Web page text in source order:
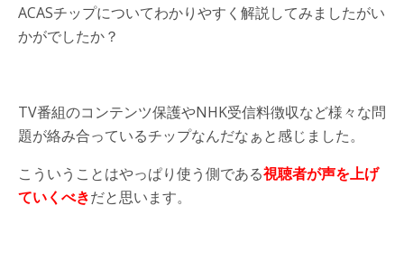
ACASチップについてわかりやすく解説してみましたがい
かがでしたか？
TV番組のコンテンツ保護やNHK受信料徴収など様々な問
題が絡み合っているチップなんだなぁと感じました。
こういうことはやっぱり使う側である視聴者が声を上げ
ていくべきだと思います。